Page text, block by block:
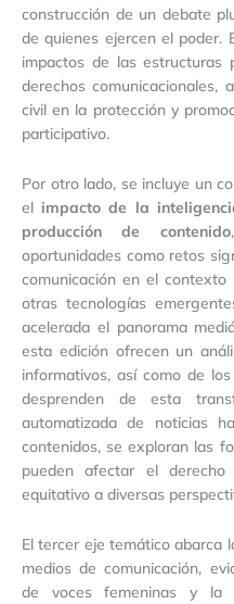
construcción de un debate
de quienes ejercen el poder.
impactos de las estructuras
derechos comunicacionales,
civil en la protección y
participativo.
Por otro lado, se incluye un
el impacto de la
producción de contenido
oportunidades como retos
comunicación en el
otras tecnologías
acelerada el panorama
esta edición ofrecen un
informativos, así como de
desprenden de esta
automatizada de noticias
contenidos, se exploran las
pueden afectar el
equitativo a diversas
El tercer eje temático abarca
medios de comunicación,
de voces femeninas y la